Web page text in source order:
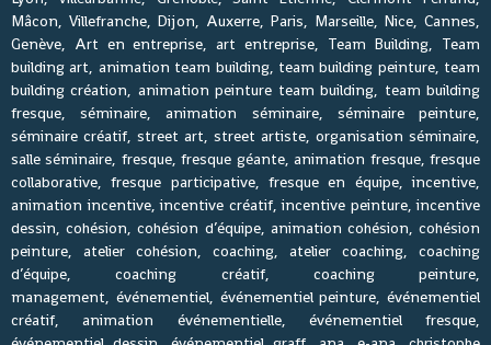
Mâcon, Villefranche, Dijon, Auxerre, Paris, Marseille, Nice, Cannes,
Genève, Art en entreprise, art entreprise, Team Building, Team
building art, animation team building, team building peinture, team
building création, animation peinture team building, team building
fresque, séminaire, animation séminaire, séminaire peinture,
séminaire créatif, street art, street artiste, organisation séminaire,
salle séminaire, fresque, fresque géante, animation fresque, fresque
collaborative, fresque participative, fresque en équipe, incentive,
animation incentive, incentive créatif, incentive peinture, incentive
dessin, cohésion, cohésion d’équipe, animation cohésion, cohésion
peinture, atelier cohésion, coaching, atelier coaching, coaching
d’équipe, coaching créatif, coaching peinture,
management, événementiel, événementiel peinture, événementiel
créatif, animation événementielle, événementiel fresque,